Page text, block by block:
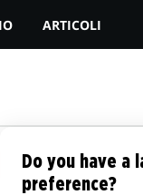
ARTICOLI
Do you have a
preference?